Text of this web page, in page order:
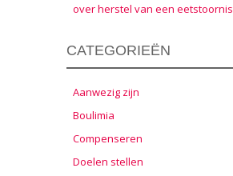
over herstel van een eetstoornis
CATEGORIEËN
Aanwezig zijn
Boulimia
Compenseren
Doelen stellen